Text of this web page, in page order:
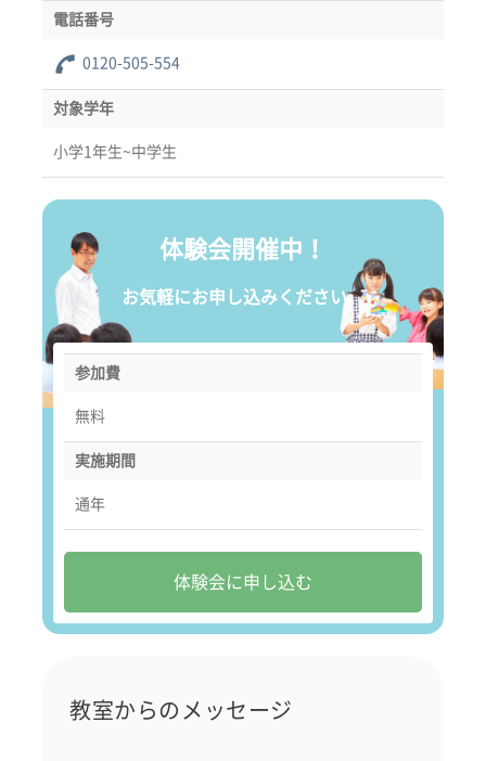
電話番号
0120-505-554
対象学年
小学1年生~中学生
体験会開催中！
お気軽にお申し込みください。
参加費
無料
実施期間
通年
体験会に申し込む
教室からのメッセージ